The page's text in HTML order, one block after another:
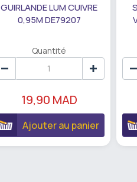
GUIRLANDE LUM CUIVRE
0,95M DE79207
Quantité
19,90 MAD
Ajouter au panier